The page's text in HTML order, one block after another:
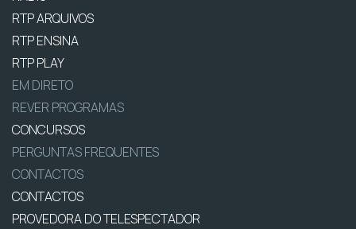
RTP ARQUIVOS
RTP ENSINA
RTP PLAY
EM DIRETO
REVER PROGRAMAS
CONCURSOS
PERGUNTAS FREQUENTES
CONTACTOS
CONTACTOS
PROVEDORA DO TELESPECTADOR